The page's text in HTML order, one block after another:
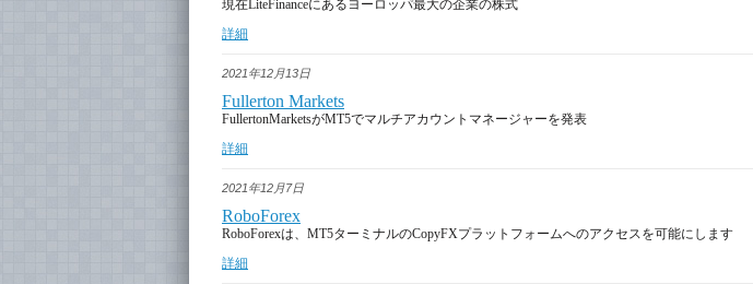
現在LiteFinanceにあるヨーロッパ最大の企業の株式
詳細
2021年12月13日
Fullerton Markets
FullertonMarketsがMT5でマルチアカウントマネージャーを発表
詳細
2021年12月7日
RoboForex
RoboForexは、MT5ターミナルのCopyFXプラットフォームへのアクセスを可能にします
詳細